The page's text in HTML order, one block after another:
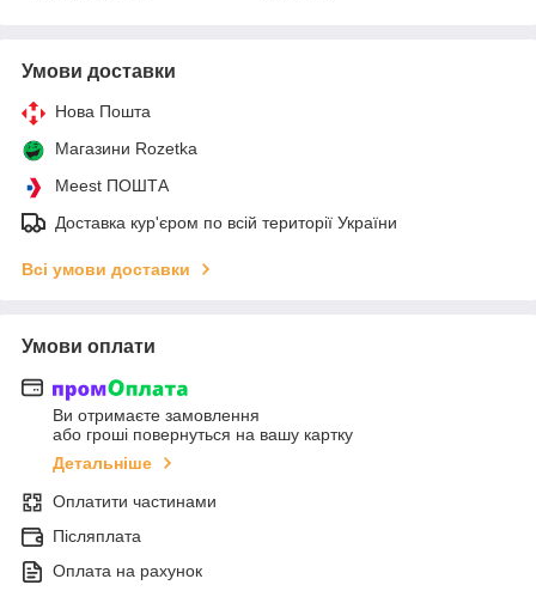
Умови доставки
Нова Пошта
Магазини Rozetka
Meest ПОШТА
Доставка кур'єром по всій території України
Всі умови доставки
Умови оплати
Ви отримаєте замовлення
або гроші повернуться на вашу картку
Детальніше
Оплатити частинами
Післяплата
Оплата на рахунок